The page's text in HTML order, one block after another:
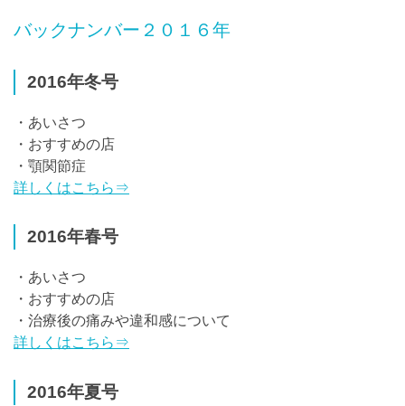
バックナンバー２０１６年
2016年冬号
・あいさつ
・おすすめの店
・顎関節症
詳しくはこちら⇒
2016年春号
・あいさつ
・おすすめの店
・治療後の痛みや違和感について
詳しくはこちら⇒
2016年夏号